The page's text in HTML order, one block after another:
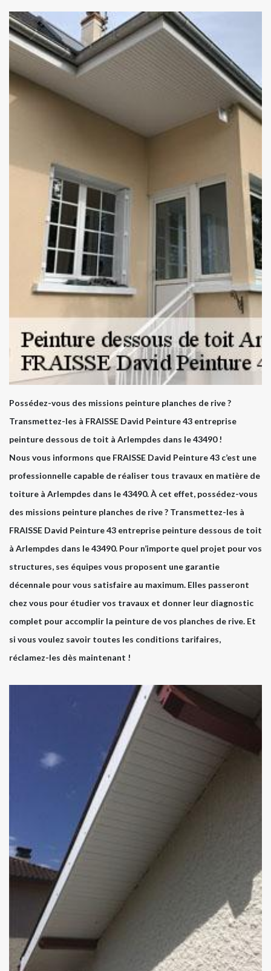
Possédez-vous des missions peinture planches de rive ?
Transmettez-les à FRAISSE David Peinture 43 entreprise
peinture dessous de toit à Arlempdes dans le 43490 !
Nous vous informons que FRAISSE David Peinture 43 c’est une
professionnelle capable de réaliser tous travaux en matière de
toiture à Arlempdes dans le 43490. À cet effet, possédez-vous
des missions peinture planches de rive ? Transmettez-les à
FRAISSE David Peinture 43 entreprise peinture dessous de toit
à Arlempdes dans le 43490. Pour n’importe quel projet pour vos
structures, ses équipes vous proposent une garantie
décennale pour vous satisfaire au maximum. Elles passeront
chez vous pour étudier vos travaux et donner leur diagnostic
complet pour accomplir la peinture de vos planches de rive. Et
si vous voulez savoir toutes les conditions tarifaires,
réclamez-les dès maintenant !